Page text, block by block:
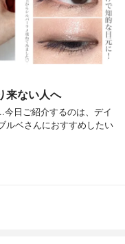
来ない人へ
日ご紹介するのは、デイ
ルベさんにおすすめしたい